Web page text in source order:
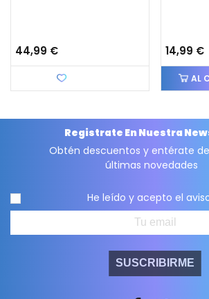
44,99 € 14,99 €
AL
Registrate En Nuestra
Obtén descuentos y entérate
últimas novedades
He leído y acepto el
SUSCRIBIRME